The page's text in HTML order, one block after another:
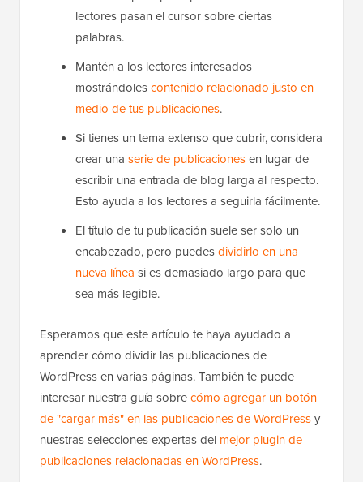
lectores pasan el cursor sobre ciertas
palabras.
Mantén a los lectores interesados
mostrándolescontenido relacionado justo en
medio de tus publicaciones.
Si tienes un tema extenso que cubrir, considera
crear una serie de publicacionesen lugar de
escribir una entrada de blog larga al respecto.
Esto ayuda a los lectores a seguirla fácilmente.
El título de tu publicación suele ser solo un
encabezado, pero puedesdividirlo en una
nueva línea si es demasiado largo para que
sea más legible.
Esperamos que este artículo te haya ayudado a
aprender cómo dividir las publicaciones de
WordPress en varias páginas. También te puede
interesar nuestra guía sobrecómo agregar un botón
de "cargar más" en las publicaciones de WordPressy
nuestras selecciones expertas del mejor plugin de
publicaciones relacionadas en WordPress.